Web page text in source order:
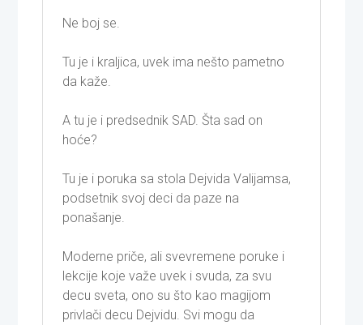
Ne boj se.
Tu je i kraljica, uvek ima nešto pametno
da kaže.
A tu je i predsednik SAD. Šta sad on
hoće?
Tu je i poruka sa stola Dejvida Valijamsa,
podsetnik svoj deci da paze na
ponašanje.
Moderne priče, ali svevremene poruke i
lekcije koje važe uvek i svuda, za svu
decu sveta, ono su što kao magijom
privlači decu Dejvidu. Svi mogu da